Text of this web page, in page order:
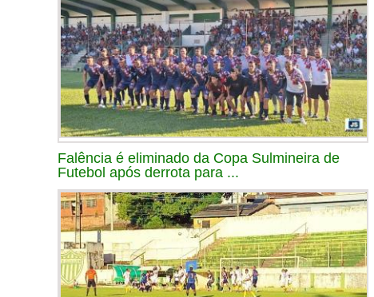
Falência é eliminado da Copa Sulmineira de
Futebol após derrota para ...